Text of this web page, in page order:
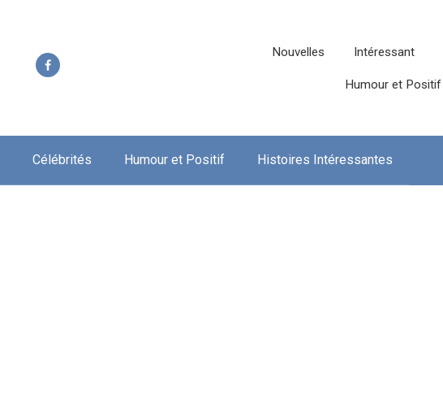
Nouvelles Intéressant
Humour et Positif
Célébrités Humour et Positif Histoires Intéressantes